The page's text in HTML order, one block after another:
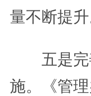
量不断提升
五是完
施。《管